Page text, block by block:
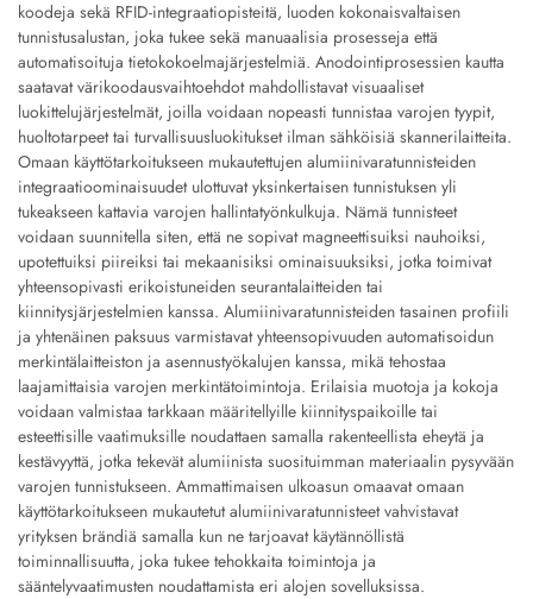
koodeja sekä RFID-integraatiopisteitä, luoden kokonaisvaltaisen
tunnistusalustan, joka tukee sekä manuaalisia prosesseja että
automatisoituja tietokokoelmajärjestelmiä. Anodointiprosessien kautta
saatavat värikoodausvaihtoehdot mahdollistavat visuaaliset
luokittelujärjestelmät, joilla voidaan nopeasti tunnistaa varojen tyypit,
huoltotarpeet tai turvallisuusluokitukset ilman sähköisiä skannerilaitteita.
Omaan käyttötarkoitukseen mukautettujen alumiinivaratunnisteiden
integraatioominaisuudet ulottuvat yksinkertaisen tunnistuksen yli
tukeakseen kattavia varojen hallintatyönkulkuja. Nämä tunnisteet
voidaan suunnitella siten, että ne sopivat magneettisuiksi nauhoiksi,
upotettuiksi piireiksi tai mekaanisiksi ominaisuuksiksi, jotka toimivat
yhteensopivasti erikoistuneiden seurantalaitteiden tai
kiinnitysjärjestelmien kanssa. Alumiinivaratunnisteiden tasainen profiili
ja yhtenäinen paksuus varmistavat yhteensopivuuden automatisoidun
merkintälaitteiston ja asennustyökalujen kanssa, mikä tehostaa
laajamittaisia varojen merkintätoimintoja. Erilaisia muotoja ja kokoja
voidaan valmistaa tarkkaan määritellyille kiinnityspaikoille tai
esteettisille vaatimuksille noudattaen samalla rakenteellista eheytä ja
kestävyyttä, jotka tekevät alumiinista suosituimman materiaalin pysyvään
varojen tunnistukseen. Ammattimaisen ulkoasun omaavat omaan
käyttötarkoitukseen mukautetut alumiinivaratunnisteet vahvistavat
yrityksen brändiä samalla kun ne tarjoavat käytännöllistä
toiminnallisuutta, joka tukee tehokkaita toimintoja ja
sääntelyvaatimusten noudattamista eri alojen sovelluksissa.